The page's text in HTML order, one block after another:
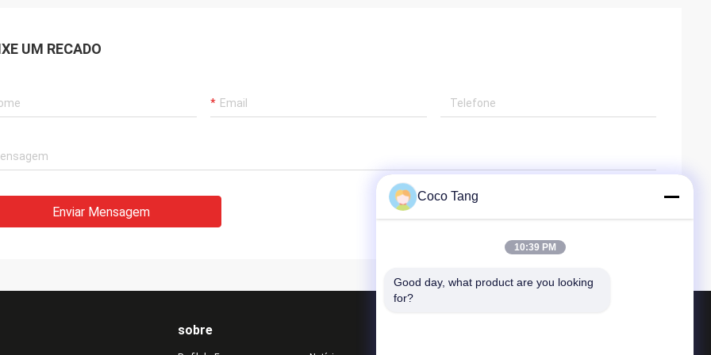
UM RECADO
Enviar Mensagem
sobre
Coco Tang
10:39 PM
Good day, what product are you looking
for?